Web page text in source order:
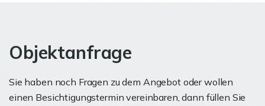
Objektanfrage
Sie haben noch Fragen zu dem Angebot oder wollen
einen Besichtigungstermin vereinbaren, dann füllen Sie